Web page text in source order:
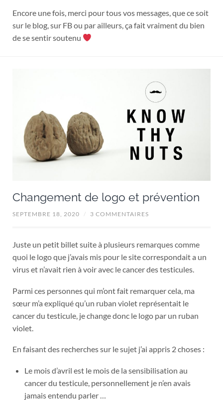
Encore une fois, merci pour tous vos messages, que ce soit
sur le blog, sur FB ou par ailleurs, ça fait vraiment du bien
de se sentir soutenu
Changement de logo et prévention
SEPTEMBRE 18, 2020 / 3 COMMENTAIRES
Juste un petit billet suite à plusieurs remarques comme
quoi le logo que j’avais mis pour le site correspondait a un
virus et n’avait rien à voir avec le cancer des testicules.
Parmi ces personnes qui m’ont fait remarquer cela, ma
sœur m’a expliqué qu’un ruban violet représentait le
cancer du testicule, je change donc le logo par un ruban
violet.
En faisant des recherches sur le sujet j’ai appris 2 choses :
Le mois d’avril est le mois de la sensibilisation au
cancer du testicule, personnellement je n’en avais
jamais entendu parler …